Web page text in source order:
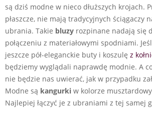
są dziś modne w nieco dłuższych krojach.
płaszcze, nie mają tradycyjnych ściągaczy
ubrania. Takie bluzy rozpinane nadają się
połączeniu z materiałowymi spodniami.
jeszcze pół-eleganckie buty i koszulę z
będziemy wyglądali naprawdę modnie. A
nie będzie nas uwierać, jak w przypadku
Modne są kangurki w kolorze
Najlepiej łączyć je z ubraniami z tej samej